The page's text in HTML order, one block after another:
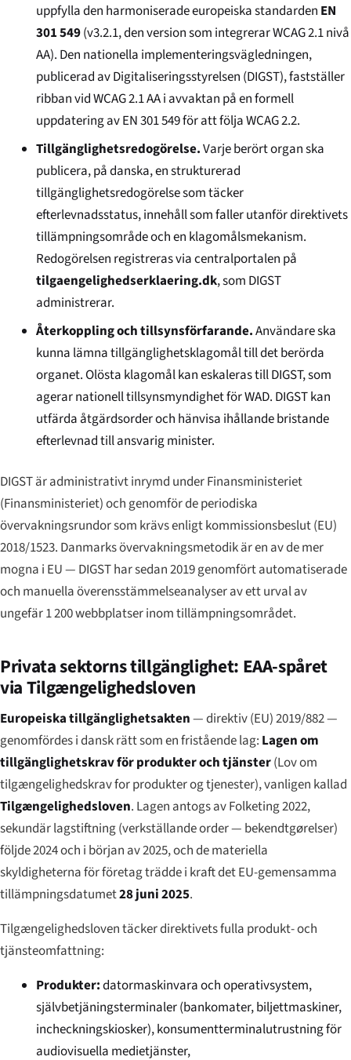
uppfylla den harmoniserade europeiska standarden EN
301 549(v3.2.1, den version som integrerar WCAG 2.1 nivå
AA). Den nationella implementeringsvägledningen,
publicerad av Digitaliseringsstyrelsen (DIGST), fastställer
ribban vid WCAG 2.1 AA i avvaktan på en formell
uppdatering av EN 301 549 för att följa WCAG 2.2.
Tillgänglighetsredogörelse.Varje berört organ ska
publicera, på danska, en strukturerad
tillgänglighetsredogörelse som täcker
efterlevnadsstatus, innehåll som faller utanför direktivets
tillämpningsområde och en klagomålsmekanism.
Redogörelsen registreras via centralportalen på
tilgaengelighedserklaering.dk, som DIGST
administrerar.
Återkoppling och tillsynsförfarande.Användare ska
kunna lämna tillgänglighetsklagomål till det berörda
organet. Olösta klagomål kan eskaleras till DIGST, som
agerar nationell tillsynsmyndighet för WAD. DIGST kan
utfärda åtgärdsorder och hänvisa ihållande bristande
efterlevnad till ansvarig minister.
DIGST är administrativt inrymd under Finansministeriet
(Finansministeriet) och genomför de periodiska
övervakningsrundor som krävs enligt kommissionsbeslut (EU)
2018/1523. Danmarks övervakningsmetodik är en av de mer
mogna i EU — DIGST har sedan 2019 genomfört automatiserade
och manuella överensstämmelseanalyser av ett urval av
ungefär 1 200 webbplatser inom tillämpningsområdet.
Privata sektorns tillgänglighet: EAA-spåret
via Tilgængelighedsloven
Europeiska tillgänglighetsakten— direktiv (EU) 2019/882 —
genomfördes i dansk rätt som en fristående lag: Lagen om
tillgänglighetskrav för produkter och tjänster(Lov om
tilgængelighedskrav for produkter og tjenester), vanligen kallad
Tilgængelighedsloven. Lagen antogs av Folketing 2022,
sekundär lagstiftning (verkställande order — bekendtgørelser)
följde 2024 och i början av 2025, och de materiella
skyldigheterna för företag trädde i kraft det EU-gemensamma
tillämpningsdatumet28 juni 2025.
Tilgængelighedsloven täcker direktivets fulla produkt- och
tjänsteomfattning:
Produkter:datormaskinvara och operativsystem,
självbetjäningsterminaler (bankomater, biljettmaskiner,
incheckningskiosker), konsumentterminalutrustning för
audiovisuella medietjänster,